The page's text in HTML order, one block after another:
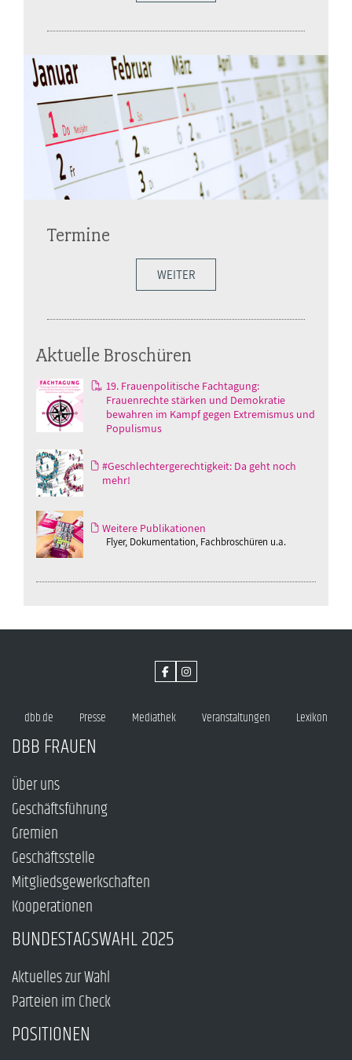
Termine
WEITER
Aktuelle Broschüren
19. Frauenpolitische Fachtagung:
Frauenrechte stärken und Demokratie
bewahren im Kampf gegen Extremismus und
Populismus
#Geschlechtergerechtigkeit: Da geht noch
mehr!
Weitere Publikationen
Flyer, Dokumentation, Fachbroschüren u.a.
dbb.de Presse Mediathek Veranstaltungen Lexikon
DBB FRAUEN
Über uns
Geschäftsführung
Gremien
Geschäftsstelle
Mitgliedsgewerkschaften
Kooperationen
BUNDESTAGSWAHL 2025
Aktuelles zur Wahl
Parteien im Check
POSITIONEN